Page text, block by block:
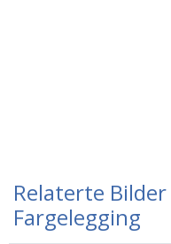
Relaterte Bilder
Fargelegging